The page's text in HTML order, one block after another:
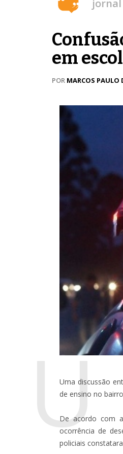
jornal
em
POR MARCOS PAULO
U
Uma discussão
de ensino no
De acordo com
ocorrência de
policiais